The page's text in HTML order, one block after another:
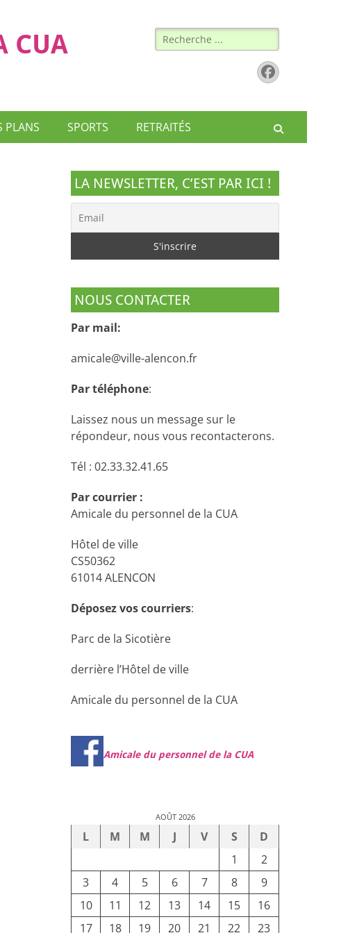
CUA Rechercher :
Facebook
PLANS SPORTS RETRAITÉS
LA NEWSLETTER, C’EST PAR ICI !
NOUS CONTACTER
Par mail:
amicale@ville-alencon.fr
Par téléphone:
Laissez nous un message sur le
répondeur, nous vous recontacterons.
Tél : 02.33.32.41.65
Par courrier :
Amicale du personnel de la CUA
Hôtel de ville
CS50362
61014 ALENCON
Déposez vos courriers:
Parc de la Sicotière
derrière l’Hôtel de ville
Amicale du personnel de la CUA
Amicale du personnel de la CUA
AOÛT 2026
L M M J V S
D
1
2
3
4 5 6 7 8
9
10
11 12 13 14 15
16
17
18 19 20 21 22 23